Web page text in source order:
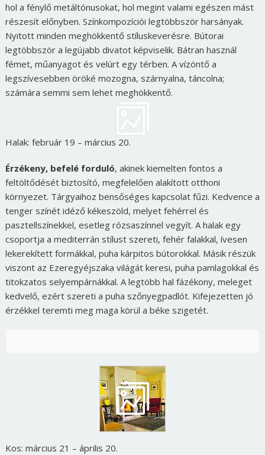
hol a fénylő metáltónusokat, hol megint valami egészen mást
részesít előnyben. Színkompozíciói legtöbbször harsányak.
Nyitott minden meghökkentő stíluskeverésre. Bútorai
legtöbbször a legújabb divatot képviselik. Bátran használ
fémet, műanyagot és velúrt egy térben. A vízöntő a
legszívesebben öröké mozogna, szárnyalna, táncolna;
számára semmi sem lehet meghökkentő.
Halak: február 19 – március 20.
Érzékeny, befelé forduló, akinek kiemelten fontos a
feltöltődését biztosító, megfelelően alakított otthoni
környezet. Tárgyaihoz bensőséges kapcsolat fűzi. Kedvence a
tenger színét idéző kékeszöld, melyet fehérrel és
pasztellszínekkel, esetleg rózsaszínnel vegyít. A halak egy
csoportja a mediterrán stílust szereti, fehér falakkal, ívesen
lekerekített formákkal, puha kárpitos bútorokkal. Másik részük
viszont az Ezeregyéjszaka világát keresi, puha pamlagokkal és
titokzatos selyempárnákkal. A legtöbb hal fázékony, meleget
kedvelő, ezért szereti a puha szőnyegpadlót. Kifejezetten jó
érzékkel teremti meg maga körül a béke szigetét.
Kos: március 21 – április 20.